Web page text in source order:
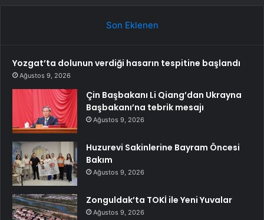
Son Eklenen
Yozgat’ta dolunun verdiği hasarın tespitine başlandı
Ağustos 9, 2026
Çin Başbakanı Li Qiang’dan Ukrayna
Başbakanı’na tebrik mesajı
Ağustos 9, 2026
Huzurevi Sakinlerine Bayram Öncesi
Bakım
Ağustos 9, 2026
Zonguldak’ta TOKİ ile Yeni Yuvalar
Ağustos 9, 2026